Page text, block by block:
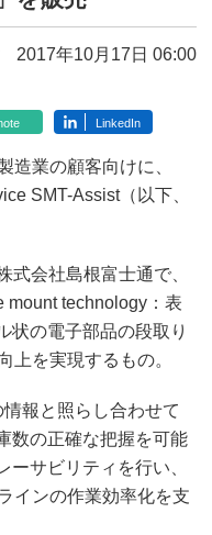
2017年10月17日 06:00
LinkedIn
業の顧客向けに、
SMT-Assist（以下、
会社島根富士通で、
mount technology：表
状の電子部品の段取り
上を実現するもの。
報と照らし合わせて
数の正確な把握を可能
サビリティを行い、
インの作業効率化を支